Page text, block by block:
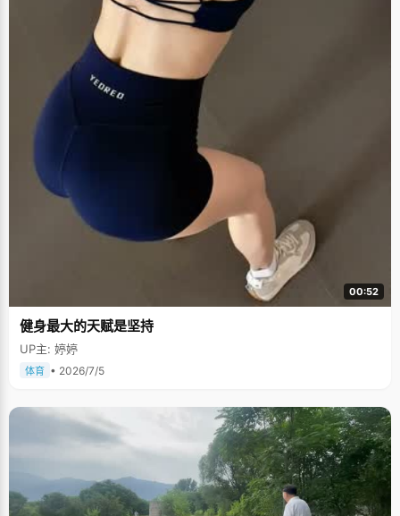
00:52
健身最大的天赋是坚持
UP主: 婷婷
体育 • 2026/7/5